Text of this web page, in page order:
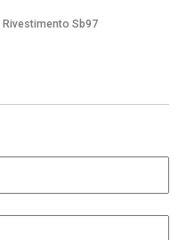
Rivestimento Sb97